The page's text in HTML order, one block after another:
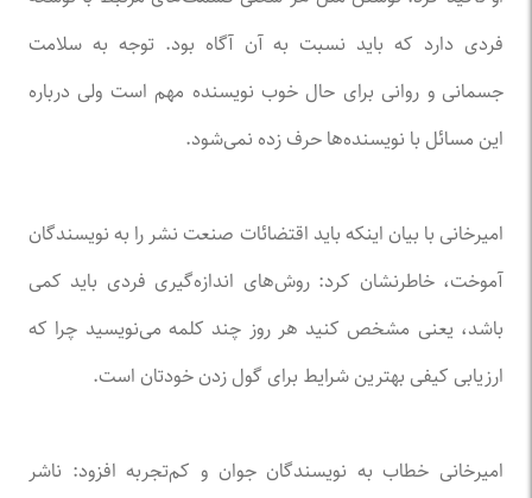
فردی دارد که باید نسبت به آن آگاه بود. توجه به سلامت
جسمانی و روانی برای حال خوب نویسنده مهم است ‌ولی درباره
این مسائل با نویسنده‌ها حرف زده نمی‌شود.
امیرخانی با بیان اینکه باید اقتضائات صنعت نشر را به نویسندگان
آموخت، خاطرنشان کرد: روش‌های اندازه‌گیری فردی باید کمی
باشد، یعنی مشخص کنید هر روز چند کلمه می‌نویسید چرا که
ارزیابی کیفی بهترین شرایط برای گول زدن خودتان است.
امیرخانی خطاب به نویسندگان جوان و کم‌تجربه افزود: ناشر